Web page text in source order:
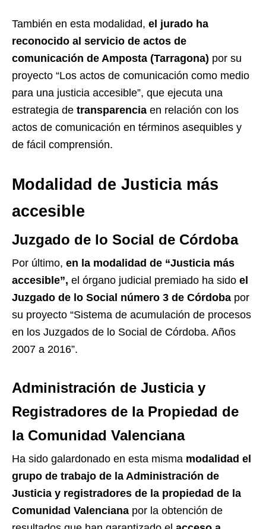
También en esta modalidad, el jurado ha
reconocido al servicio de actos de
comunicación de Amposta (Tarragona) por su
proyecto “Los actos de comunicación como medio
para una justicia accesible”, que ejecuta una
estrategia de transparencia en relación con los
actos de comunicación en términos asequibles y
de fácil comprensión.
Modalidad de Justicia más
accesible
Juzgado de lo Social de Córdoba
Por último, en la modalidad de “Justicia más
accesible”, el órgano judicial premiado ha sido el
Juzgado de lo Social número 3 de Córdoba por
su proyecto “Sistema de acumulación de procesos
en los Juzgados de lo Social de Córdoba. Años
2007 a 2016”.
Administración de Justicia y
Registradores de la Propiedad de
la Comunidad Valenciana
Ha sido galardonado en esta misma modalidad el
grupo de trabajo de la Administración de
Justicia y registradores de la propiedad de la
Comunidad Valenciana por la obtención de